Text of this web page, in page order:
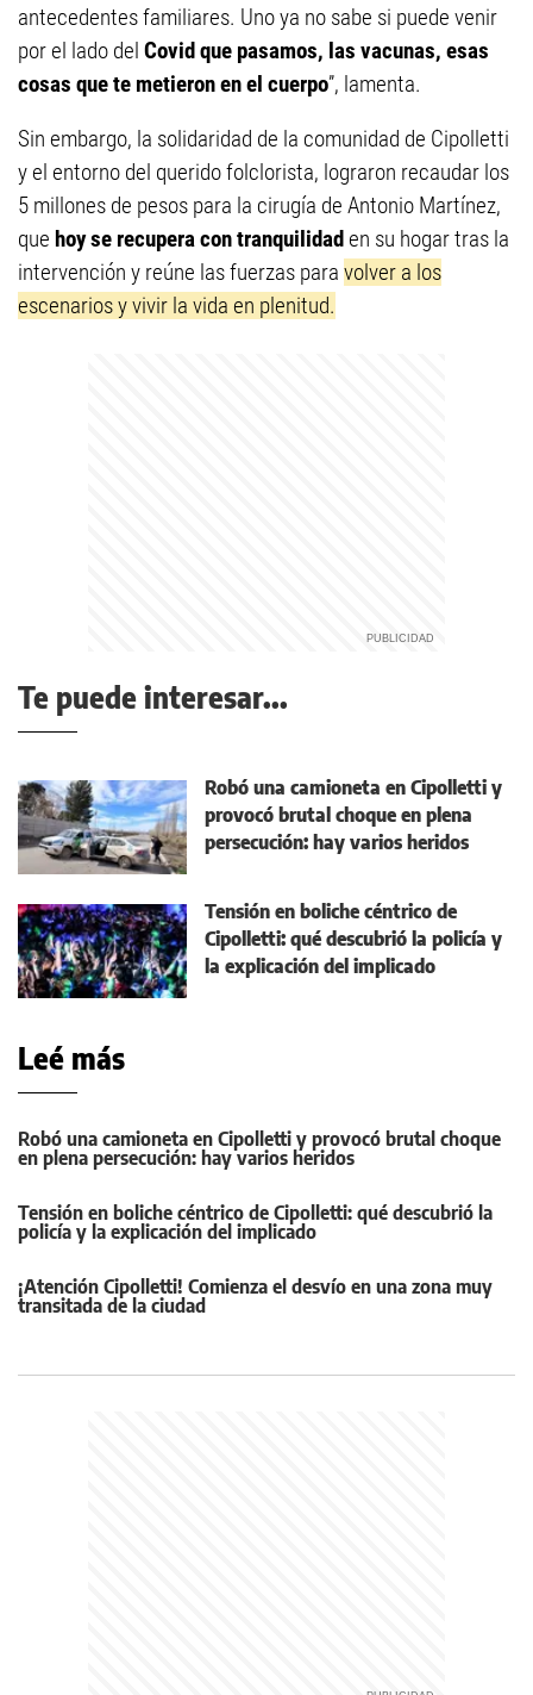
antecedentes familiares. Uno ya no sabe si puede venir
por el lado del Covid que pasamos, las vacunas, esas
cosas que te metieron en el cuerpo”, lamenta.
Sin embargo, la solidaridad de la comunidad de Cipolletti
y el entorno del querido folclorista, lograron recaudar los
5 millones de pesos para la cirugía de Antonio Martínez,
que hoy se recupera con tranquilidaden su hogar tras la
intervención y reúne las fuerzas para volver a los
escenarios y vivir la vida en plenitud.
Te puede interesar...
Robó una camioneta en Cipolletti y
provocó brutal choque en plena
persecución: hay varios heridos
Tensión en boliche céntrico de
Cipolletti: qué descubrió la policía y
la explicación del implicado
Leé más
Robó una camioneta en Cipolletti y provocó brutal choque
en plena persecución: hay varios heridos
Tensión en boliche céntrico de Cipolletti: qué descubrió la
policía y la explicación del implicado
¡Atención Cipolletti! Comienza el desvío en una zona muy
transitada de la ciudad